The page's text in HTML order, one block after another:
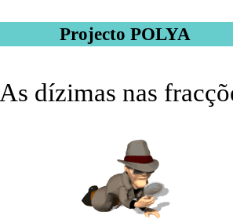
Projecto POLYA
As dízimas nas